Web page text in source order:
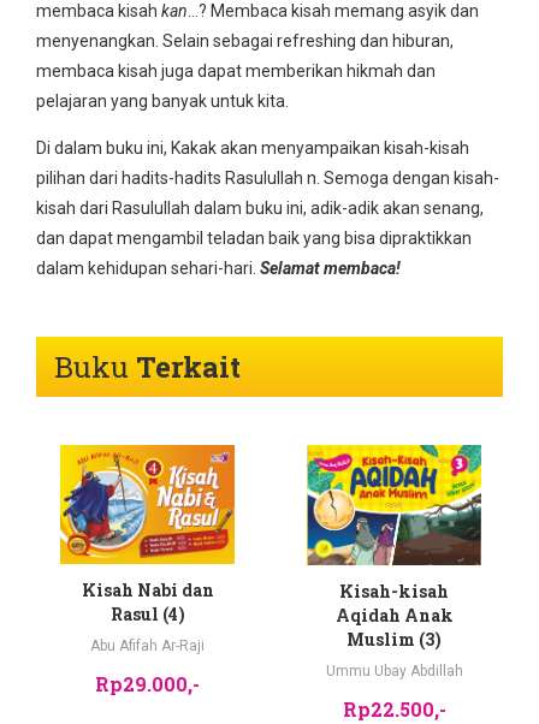
membaca kisah kan…? Membaca kisah memang asyik dan
menyenangkan. Selain sebagai refreshing dan hiburan,
membaca kisah juga dapat memberikan hikmah dan
pelajaran yang banyak untuk kita.
Di dalam buku ini, Kakak akan menyampaikan kisah-kisah
pilihan dari hadits-hadits Rasulullah n. Semoga dengan kisah-
kisah dari Rasulullah dalam buku ini, adik-adik akan senang,
dan dapat mengambil teladan baik yang bisa dipraktikkan
dalam kehidupan sehari-hari. Selamat membaca!
Buku Terkait
Kisah Nabi dan
Rasul (4)
Abu Afifah Ar-Raji
Rp29.000,-
Kisah-kisah
Aqidah Anak
Muslim (3)
Ummu Ubay Abdillah
Rp22.500,-